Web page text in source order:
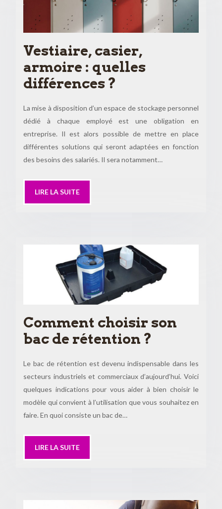
Vestiaire, casier,
armoire : quelles
différences ?
La mise à disposition d’un espace de stockage personnel
dédié à chaque employé est une obligation en
entreprise. Il est alors possible de mettre en place
différentes solutions qui seront adaptées en fonction
des besoins des salariés. Il sera notamment…
LIRE LA SUITE
Comment choisir son
bac de rétention ?
Le bac de rétention est devenu indispensable dans les
secteurs industriels et commerciaux d’aujourd’hui. Voici
quelques indications pour vous aider à bien choisir le
modèle qui convient à l’utilisation que vous souhaitez en
faire. En quoi consiste un bac de…
LIRE LA SUITE